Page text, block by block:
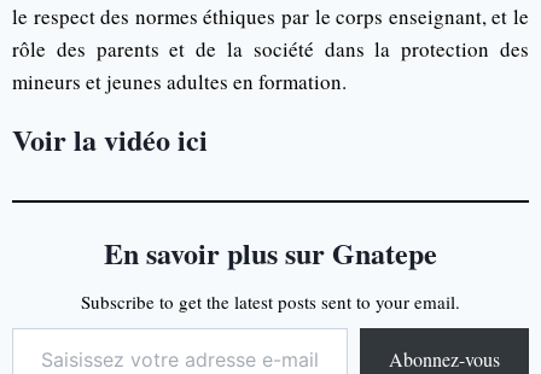
le respect des normes éthiques par le corps enseignant, et le
rôle des parents et de la société dans la protection des
mineurs et jeunes adultes en formation.
Voir la vidéo ici
En savoir plus sur Gnatepe
Subscribe to get the latest posts sent to your email.
Abonnez-vous